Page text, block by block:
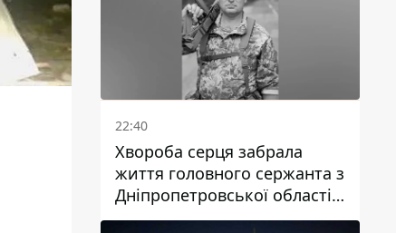
22:40
Хвороба серця забрала
життя головного сержанта з
Дніпропетровської області
Юрія Свистуна